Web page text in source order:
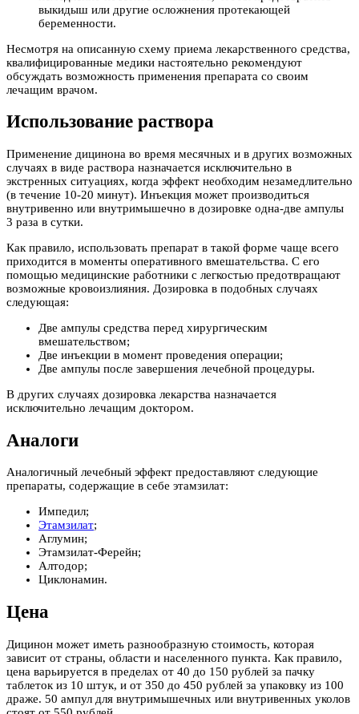
выкидыш или другие осложнения протекающей
беременности.
Несмотря на описанную схему приема лекарственного средства,
квалифицированные медики настоятельно рекомендуют
обсуждать возможность применения препарата со своим
лечащим врачом.
Использование раствора
Применение дицинона во время месячных и в других возможных
случаях в виде раствора назначается исключительно в
экстренных ситуациях, когда эффект необходим незамедлительно
(в течение 10-20 минут). Инъекция может производиться
внутривенно или внутримышечно в дозировке одна-две ампулы
3 раза в сутки.
Как правило, использовать препарат в такой форме чаще всего
приходится в моменты оперативного вмешательства. С его
помощью медицинские работники с легкостью предотвращают
возможные кровоизлияния. Дозировка в подобных случаях
следующая:
Две ампулы средства перед хирургическим
вмешательством;
Две инъекции в момент проведения операции;
Две ампулы после завершения лечебной процедуры.
В других случаях дозировка лекарства назначается
исключительно лечащим доктором.
Аналоги
Аналогичный лечебный эффект предоставляют следующие
препараты, содержащие в себе этамзилат:
Импедил;
Этамзилат;
Аглумин;
Этамзилат-Ферейн;
Алтодор;
Циклонамин.
Цена
Дицинон может иметь разнообразную стоимость, которая
зависит от страны, области и населенного пункта. Как правило,
цена варьируется в пределах от 40 до 150 рублей за пачку
таблеток из 10 штук, и от 350 до 450 рублей за упаковку из 100
драже. 50 ампул для внутримышечных или внутривенных уколов